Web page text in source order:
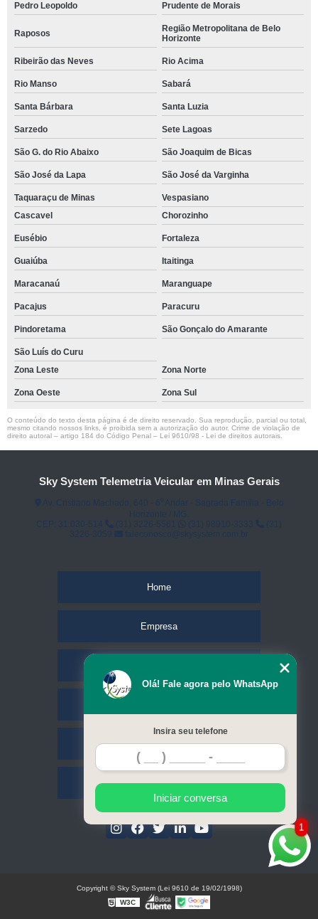
Pedro Leopoldo Prudente de Morais
Raposos
Região Metropolitana de Belo
Horizonte
Ribeirão das Neves Rio Acima
Rio Manso Sabará
Santa Bárbara Santa Luzia
Sarzedo Sete Lagoas
São G. do Rio Abaixo São Joaquim de Bicas
São José da Lapa São José da Varginha
Taquaraçu de Minas
Vespasiano
Cascavel
Chorozinho
Eusébio Fortaleza
Guaiúba Itaitinga
Maracanaú Maranguape
Pacajus Paracuru
Pindoretama São Gonçalo do Amarante
São Luís do Curu
Zona Leste
Zona Norte
Zona Oeste Zona Sul
O conteúdo do texto desta página é de direito reservado. Sua reprodução, parcial ou total,
mesmo citando nossos links, é proibida sem a autorização do autor. Crime de violação de
direito autoral – artigo 184 do Código Penal – Lei 9610/98 - Lei de direitos autorais
Sky System Telemetria Veicular em Minas Gerais
Home
Empresa
Contato
Mapa do site
1
Olá! Fale agora pelo WhatsApp
Insira seu telefone
Iniciar conversa
Copyright © Sky System (Lei 9610 de 19/02/1998)
W3C